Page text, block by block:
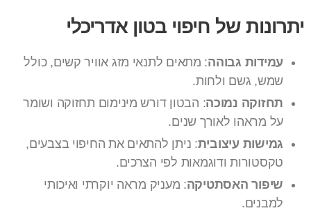
יתרונות של חיפוי בטון אדריכלי
עמידות גבוהה: מתאים לתנאי מזג אוויר קשים, כולל
שמש, גשם ולחות.
תחזוקה נמוכה: הבטון דורש מינימום תחזוקה ושומר
על מראהו לאורך שנים.
גמישות עיצובית: ניתן להתאים את החיפוי בצבעים,
טקסטורות ודוגמאות לפי הצרכים.
שיפור האסתטיקה: מעניק מראה יוקרתי ואיכותי
למבנים.